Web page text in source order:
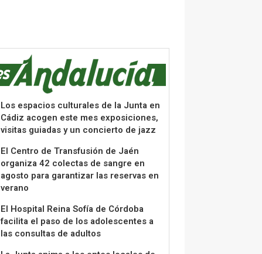
Los espacios culturales de la Junta en
Cádiz acogen este mes exposiciones,
visitas guiadas y un concierto de jazz
El Centro de Transfusión de Jaén
organiza 42 colectas de sangre en
agosto para garantizar las reservas en
verano
El Hospital Reina Sofía de Córdoba
facilita el paso de los adolescentes a
las consultas de adultos